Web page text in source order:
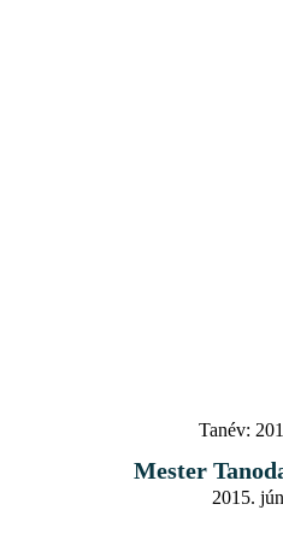
Tanév:
Mester
2015.